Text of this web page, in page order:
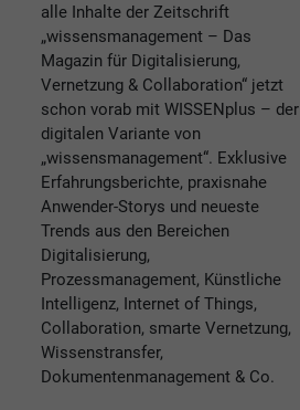
alle Inhalte der Zeitschrift
„wissensmanagement – Das
Magazin für Digitalisierung,
Vernetzung & Collaboration“ jetzt
schon vorab mit WISSENplus – der
digitalen Variante von
„wissensmanagement“. Exklusive
Erfahrungsberichte, praxisnahe
Anwender-Storys und neueste
Trends aus den Bereichen
Digitalisierung,
Prozessmanagement, Künstliche
Intelligenz, Internet of Things,
Collaboration, smarte Vernetzung,
Wissenstransfer,
Dokumentenmanagement & Co.